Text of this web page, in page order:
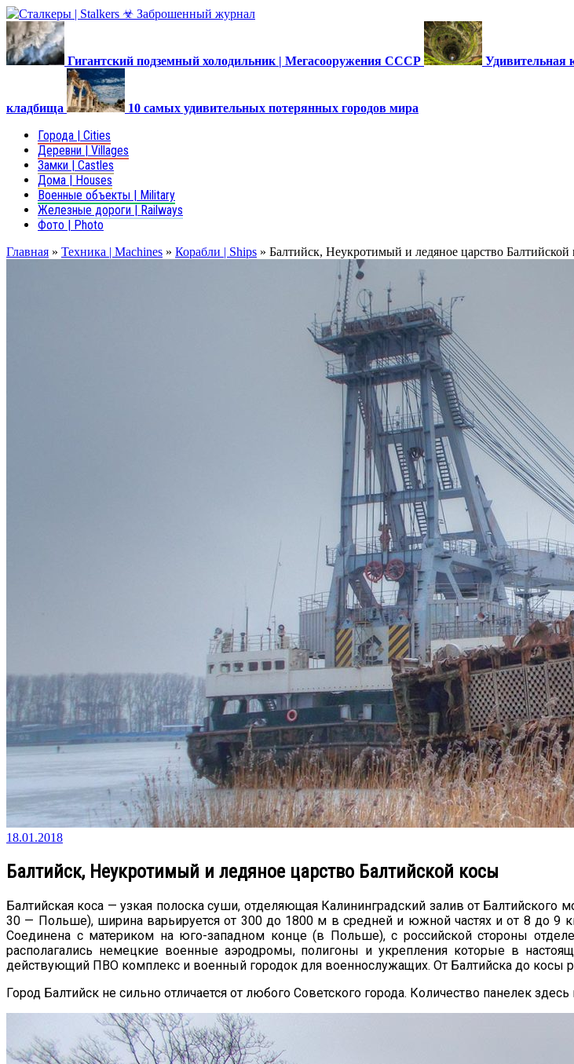
Гигантский подземный холодильник | Мегасооружения СССР Удивительная
кладбища 10 самых удивительных потерянных городов мира
Города | Cities
Деревни | Villages
Замки | Castles
Дома | Houses
Военные объекты | Military
Железные дороги | Railways
Фото | Photo
Главная » Техника | Machines » Корабли | Ships » Балтийск, Неукротимый и ледяное царство Балтийской
18.01.2018
Балтийск, Неукротимый и ледяное царство Балтийской косы
Балтийская коса — узкая полоска суши, отделяющая Калининградский залив от
30 — Польше), ширина варьируется от 300 до 1800 м в средней и южной частях и от 8 до
Соединена с материком на юго-западном конце (в Польше), с российской стороны
располагались немецкие военные аэродромы, полигоны и укрепления которые в
действующий ПВО комплекс и военный городок для военнослужащих. От Балтийска до косы
Город Балтийск не сильно отличается от любого Советского города. Количество панелек